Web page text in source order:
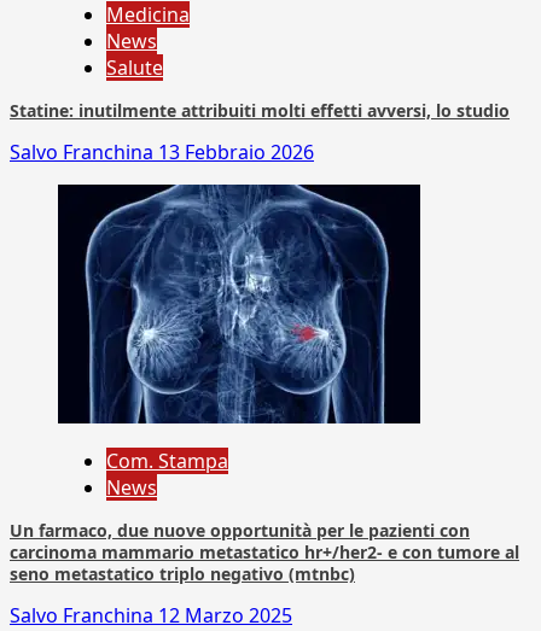
Medicina
News
Salute
Statine: inutilmente attribuiti molti effetti avversi, lo studio
Salvo Franchina 13 Febbraio 2026
Com. Stampa
News
Un farmaco, due nuove opportunità per le pazienti con
carcinoma mammario metastatico hr+/her2- e con tumore al
seno metastatico triplo negativo (mtnbc)
Salvo Franchina 12 Marzo 2025